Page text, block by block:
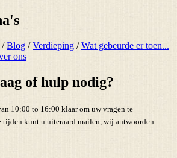
/Blog /Verdieping /Wat gebeurde er toen...
ons
of hulp nodig?
10:00 to 16:00 klaar om uw vragen te
tijden kunt u uiteraard mailen, wij antwoorden